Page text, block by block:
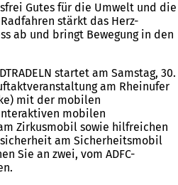
Gutes für die Umwelt und die
stärkt das Herz-
ab und bringt Bewegung in den
startet am Samstag, 30.
am Rheinufer
mit der mobilen
mobilen
Zirkusmobil sowie hilfreichen
am Sicherheitsmobil
Sie an zwei, vom ADFC-